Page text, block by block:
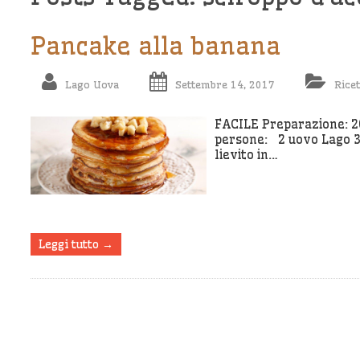
Pancake alla banana
Lago Uova Settembre 14, 2017
FACILE Preparazione:
persone: 2 uovo Lago
lievito in…
Leggi tutto →